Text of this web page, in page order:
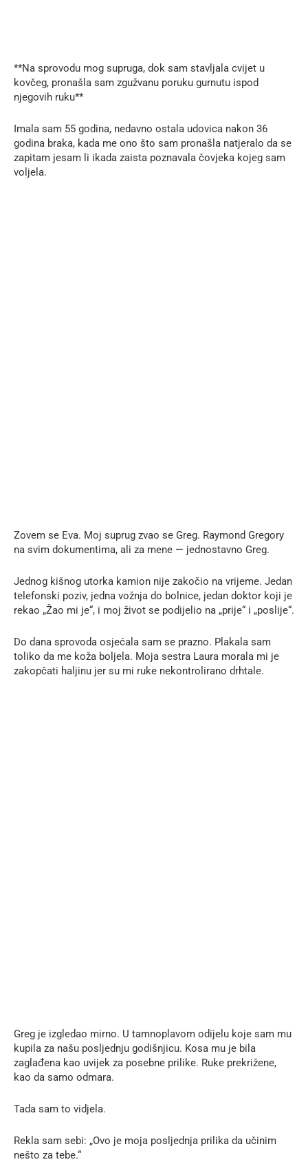
**Na sprovodu mog supruga, dok sam stavljala cvijet u
kovčeg, pronašla sam zgužvanu poruku gurnutu ispod
njegovih ruku**
Imala sam 55 godina, nedavno ostala udovica nakon 36
godina braka, kada me ono što sam pronašla natjeralo da se
zapitam jesam li ikada zaista poznavala čovjeka kojeg sam
voljela.
Zovem se Eva. Moj suprug zvao se Greg. Raymond Gregory
na svim dokumentima, ali za mene — jednostavno Greg.
Jednog kišnog utorka kamion nije zakočio na vrijeme. Jedan
telefonski poziv, jedna vožnja do bolnice, jedan doktor koji je
rekao „Žao mi je“, i moj život se podijelio na „prije“ i „poslije“.
Do dana sprovoda osjećala sam se prazno. Plakala sam
toliko da me koža boljela. Moja sestra Laura morala mi je
zakopčati haljinu jer su mi ruke nekontrolirano drhtale.
Greg je izgledao mirno. U tamnoplavom odijelu koje sam mu
kupila za našu posljednju godišnjicu. Kosa mu je bila
zaglađena kao uvijek za posebne prilike. Ruke prekrižene,
kao da samo odmara.
Tada sam to vidjela.
Rekla sam sebi: „Ovo je moja posljednja prilika da učinim
nešto za tebe.“